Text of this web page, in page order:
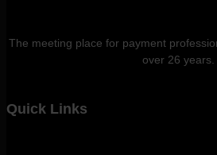
The meeting place for payment
over 26 years.
Quick Links